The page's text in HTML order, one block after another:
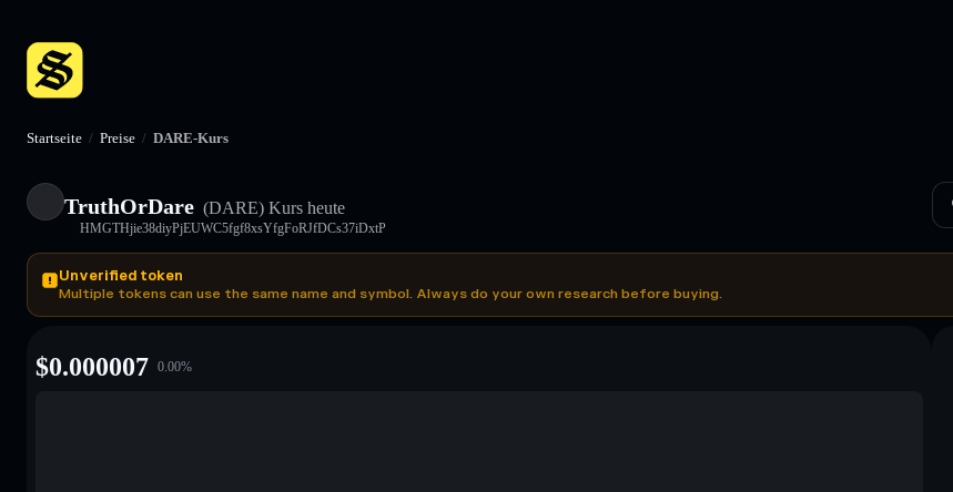
Startseite / Preise / DARE-Kurs
TruthOrDare (DARE) Kurs heute
HMGTHjie38diyPjEUWC5fgf8xsYfgFoRJfDCs37iDxtP
Unverified token
Multiple tokens can use the same name and symbol. Always do your own research before buying.
$0.000007 0.00%